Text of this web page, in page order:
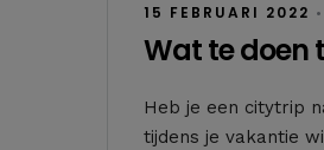
15 FEBRUARI 2022 •
Wat te doen
Heb je een citytrip
tijdens je vakantie